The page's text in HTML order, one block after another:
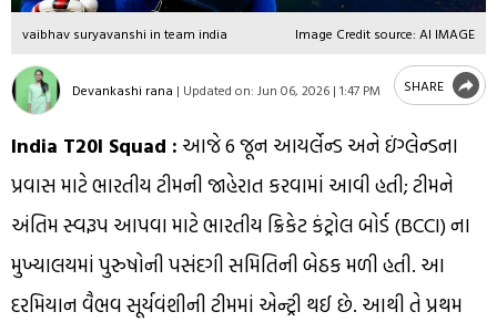
vaibhav suryavanshi in team india Image Credit source: AI IMAGE
Devankashi rana | Updated on: Jun 06, 2026 | 1:47 PM SHARE
India T20I Squad : આજે 6 જૂન આયર્લેન્ડ અને ઇંગ્લેન્ડના
પ્રવાસ માટે ભારતીય ટીમની જાહેરાત કરવામાં આવી હતી; ટીમને
અંતિમ સ્વરૂપ આપવા માટે ભારતીય ક્રિકેટ કંટ્રોલ બોર્ડ (BCCI) ના
મુખ્યાલયમાં પુરુષોની પસંદગી સમિતિની બેઠક મળી હતી. આ
દરમિયાન વૈભવ સૂર્યવંશીની ટીમમાં એન્ટ્રી થઈ છે. આથી તે પ્રથમ